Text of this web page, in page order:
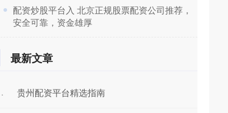
​配资炒股平台入 北京正规股票配资公司推荐，
安全可靠，资金雄厚
最新文章
· 贵州配资平台精选指南